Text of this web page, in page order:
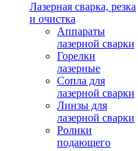
Лазерная сварка, резка
и очистка
Аппараты
лазерной сварки
Горелки
лазерные
Сопла для
лазерной сварки
Линзы для
лазерной сварки
Ролики
подающего